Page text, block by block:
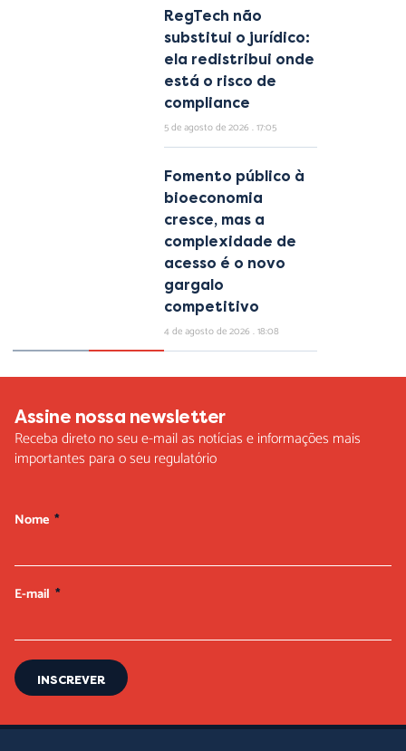
RegTech não
substitui o jurídico:
ela redistribui onde
está o risco de
compliance
5 de agosto de 2026 17:05
Fomento público à
bioeconomia
cresce, mas a
complexidade de
acesso é o novo
gargalo
competitivo
4 de agosto de 2026 18:08
Assine nossa newsletter
Receba direto no seu e-mail as notícias e informações mais
importantes para o seu regulatório
Nome
E-mail
INSCREVER